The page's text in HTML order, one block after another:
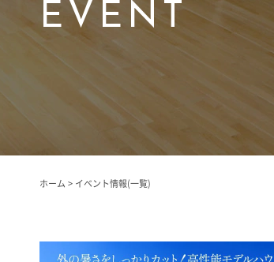
EVENT
ホーム イベント情報(一覧)